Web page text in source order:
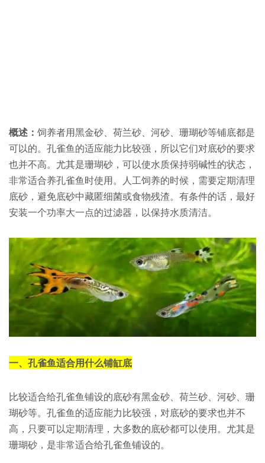
概述： 饲养者用黑金砂、荷兰砂、河砂、珊瑚砂等铺底都是
可以的。孔雀鱼的适应能力比较强，所以它们对底砂的要求
也并不高。尤其是珊瑚砂，可以使水质保持弱碱性的状态，
非常适合养孔雀鱼时使用。人工饲养的时候，需要定期清理
底砂，避免底砂中藏匿细菌或食物残渣。有条件的话，最好
安装一个功率大一点的过滤器，以保持水质清洁。
一、孔雀鱼适合用什么铺缸底
比较适合给孔雀鱼铺设的底砂有黑金砂、荷兰砂、河砂、珊
瑚砂等。孔雀鱼的适应能力比较强，对底砂的要求也并不
高，只要可以定期清理，大多数的底砂都可以使用。尤其是
珊瑚砂，是非常适合给孔雀鱼铺设的。